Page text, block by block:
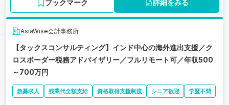
ブックマーク 詳細をみる
AsiaWise会計事務所
【タックスコンサルティング】インド中心の海外進出支援／ク
ロスボーダー税務アドバイザリー／フルリモート可／年収500
～700万円
急募求人 残業代全額支給 資格取得支援制度 シニア歓迎 学歴不問